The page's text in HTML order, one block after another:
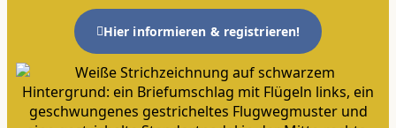
Hier informieren & registrieren!